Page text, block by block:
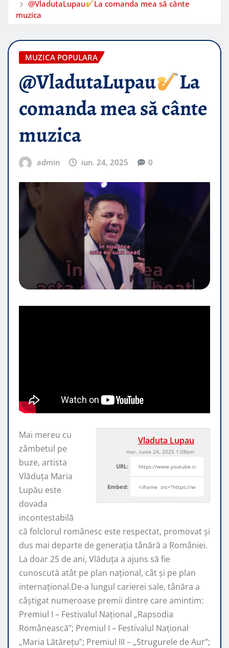
@VladutaLupau
La comanda mea să cânte
muzica
MUZICA POPULARA
@VladutaLupau
La
comanda mea să cânte
muzica
admin iun. 24, 2025 0
Vladuta Lupau
mar, iunie 24, 2025 1:08pm
URL:
Embed:
Mai mereu cu
zâmbetul pe
buze, artista
Vlăduța Maria
Lupău este
dovada
incontestabilă
că folclorul românesc este respectat, promovat şi
dus mai departe de generaţia tânără a României.
La doar 25 de ani, Vlăduța a ajuns să fie
cunoscută atât pe plan naţional, cât şi pe plan
internaţional.De-a lungul carierei sale, tânăra a
câştigat numeroase premii dintre care amintim:
Premiul I – Festivalul Național „Rapsodia
Românească”; Premiul I – Festivalul Național
„Maria Lătărețu”; Premiul III – „Strugurele de Aur”;